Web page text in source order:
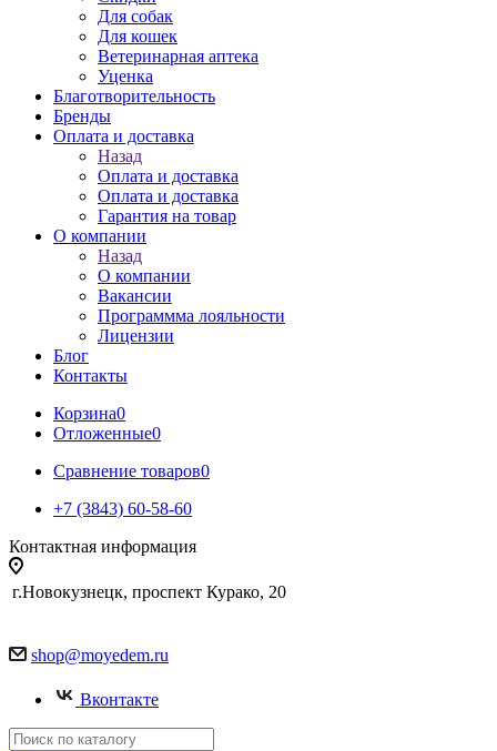
Для собак
Для кошек
Ветеринарная аптека
Уценка
Благотворительность
Бренды
Оплата и доставка
Назад
Оплата и доставка
Оплата и доставка
Гарантия на товар
О компании
Назад
О компании
Вакансии
Программма лояльности
Лицензии
Блог
Контакты
Корзина0
Отложенные0
Сравнение товаров0
+7 (3843) 60-58-60
Контактная информация
г.Новокузнецк, проспект Курако, 20
shop@moyedem.ru
Вконтакте